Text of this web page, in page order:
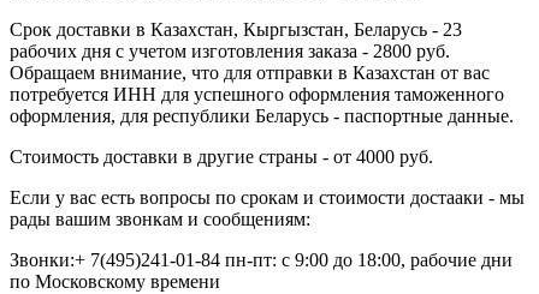
Срок доставки в Казахстан, Кыргызстан, Беларусь - 23
рабочих дня с учетом изготовления заказа - 2800 руб.
Обращаем внимание, что для отправки в Казахстан от вас
потребуется ИНН для успешного оформления таможенного
оформления, для республики Беларусь - паспортные данные.
Стоимость доставки в другие страны - от 4000 руб.
Если у вас есть вопросы по срокам и стоимости достааки - мы
рады вашим звонкам и сообщениям:
Звонки:+ 7(495)241-01-84 пн-пт: с 9:00 до 18:00, рабочие дни
по Московскому времени